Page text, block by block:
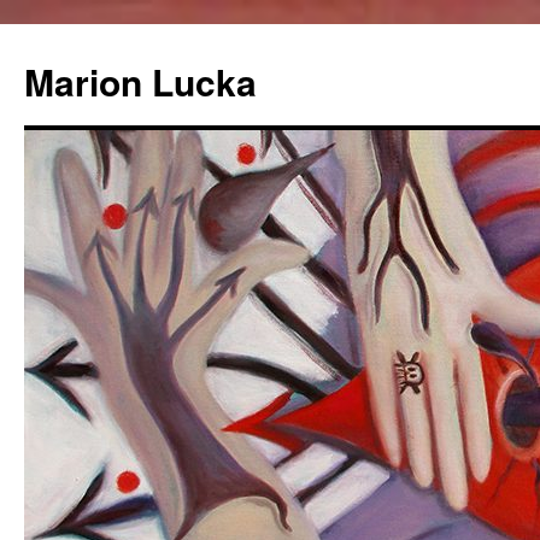
Marion Lucka